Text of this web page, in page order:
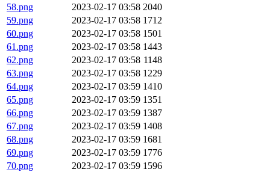
58.png
2023-02-17 03:58 2040
59.png
2023-02-17 03:58 1712
60.png
2023-02-17 03:58 1501
61.png
2023-02-17 03:58 1443
62.png
2023-02-17 03:58 1148
63.png
2023-02-17 03:58 1229
64.png
2023-02-17 03:59 1410
65.png
2023-02-17 03:59 1351
66.png
2023-02-17 03:59 1387
67.png
2023-02-17 03:59 1408
68.png
2023-02-17 03:59 1681
69.png
2023-02-17 03:59 1776
70.png
2023-02-17 03:59 1596